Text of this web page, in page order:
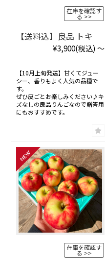
在庫を確認す
る
【送料込】良品 トキ
¥3,900(税込) ～
【10月上旬発送】甘くてジュー
シー、香りもよく人気の品種で
す。
ぜひ皮ごとお楽しみください♪キ
ズなしの良品りんごなので贈答用
にもおすすめです。
在庫を確認す
る